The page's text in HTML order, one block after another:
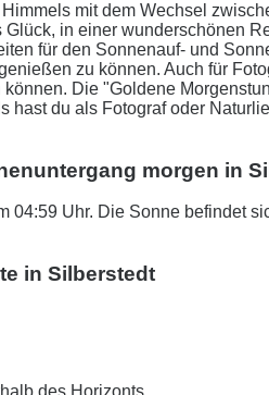
mit dem Wechsel
in einer wunderschönen
für den Sonnenauf- und
zu können. Auch für
Die "Goldene
hast du als Fotograf oder
morgen in
04:59 Uhr. Die Sonne befindet
in Silberstedt
des Horizonts